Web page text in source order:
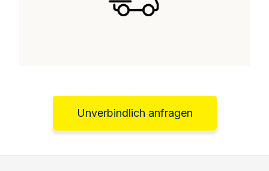
Unverbindlich anfragen